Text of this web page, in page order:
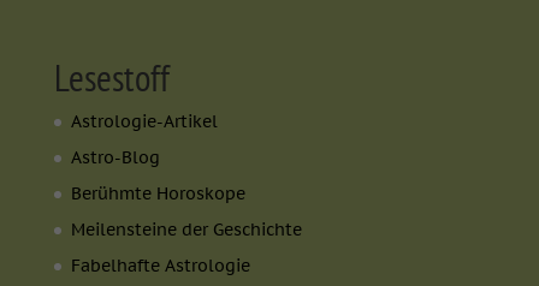
Lesestoff
Astrologie-Artikel
Astro-Blog
Berühmte Horoskope
Meilensteine der Geschichte
Fabelhafte Astrologie